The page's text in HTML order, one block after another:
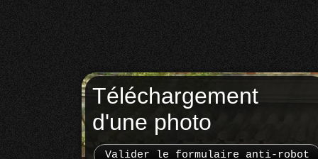
Téléchargement
d'une photo